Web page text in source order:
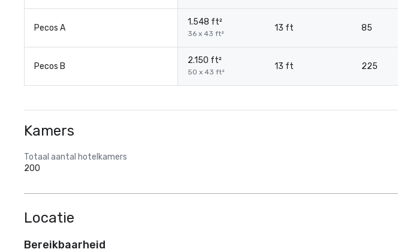
Pecos A
1.548 ft²
36 x 43 ft²
13 ft 85
Pecos B
2.150 ft²
50 x 43 ft²
13 ft 225
Kamers
Totaal aantal hotelkamers
200
Locatie
Bereikbaarheid